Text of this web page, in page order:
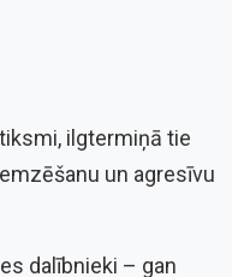
ilgtermiņā tie
un agresīvu
dalībnieki – gan